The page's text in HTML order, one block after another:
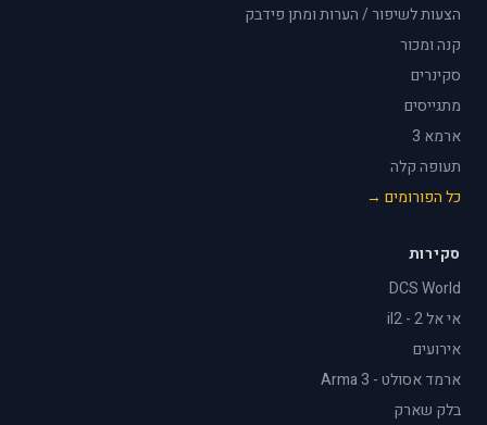
הצעות לשיפור / הערות ומתן פידבק
קנה ומכור
סקינרים
מתגייסים
ארמא 3
תעופה קלה
כל הפורומים →
סקירות
DCS World
אי אל 2 - il2
אירועים
ארמד אסולט - Arma 3
בלק שארק